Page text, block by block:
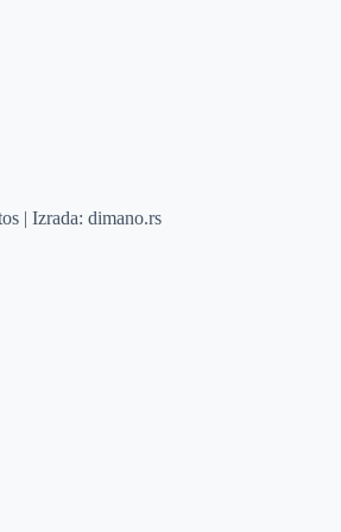
| Izrada:dimano.rs